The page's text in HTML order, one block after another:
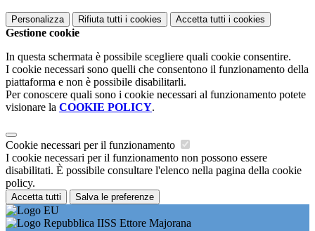
Personalizza Rifiuta tutti i cookies Accetta tutti i cookies
Gestione cookie
In questa schermata è possibile scegliere quali cookie consentire.
I cookie necessari sono quelli che consentono il funzionamento della
piattaforma e non è possibile disabilitarli.
Per conoscere quali sono i cookie necessari al funzionamento potete
visionare la COOKIE POLICY.
Cookie necessari per il funzionamento
I cookie necessari per il funzionamento non possono essere
disabilitati. È possibile consultare l'elenco nella pagina della cookie
policy.
Accetta tutti Salva le preferenze
IISS Ettore Majorana